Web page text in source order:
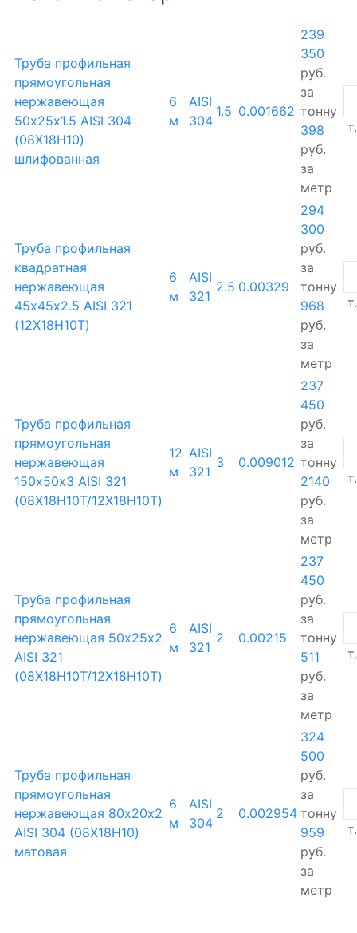
Труба профильная
прямоугольная
нержавеющая
50х25х1.5 AISI 304
(08Х18Н10)
шлифованная
6
м
AISI
304
1.5 0.001662
239
350
руб.
за
тонну
398
руб.
за
метр
т.
Труба профильная
квадратная
нержавеющая
45х45х2.5 AISI 321
(12Х18Н10Т)
6
м
AISI
321
2.5 0.00329
294
300
руб.
за
тонну
968
руб.
за
метр
т.
Труба профильная
прямоугольная
нержавеющая
150х50х3 AISI 321
(08Х18Н10Т/12Х18Н10Т)
12
м
AISI
321
3 0.009012
237
450
руб.
за
тонну
2140
руб.
за
метр
т.
Труба профильная
прямоугольная
нержавеющая 50х25х2
AISI 321
(08Х18Н10Т/12Х18Н10Т)
6
м
AISI
321
2 0.00215
237
450
руб.
за
тонну
511
руб.
за
метр
т.
Труба профильная
прямоугольная
нержавеющая 80х20х2
AISI 304 (08Х18Н10)
матовая
6
м
AISI
304
2 0.002954
324
500
руб.
за
тонну
959
руб.
за
метр
т.